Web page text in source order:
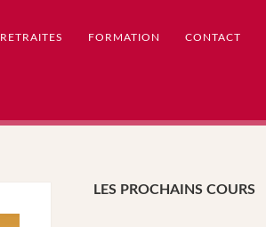
RETRAITES FORMATION CONTACT
LES PROCHAINS COURS